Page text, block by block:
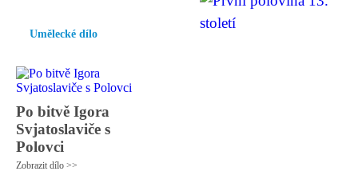
Umělecké dílo
Po bitvě Igora
Svjatoslaviče s
Polovci
Zobrazit dílo >>